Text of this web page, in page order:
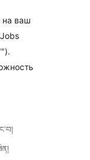
на ваш